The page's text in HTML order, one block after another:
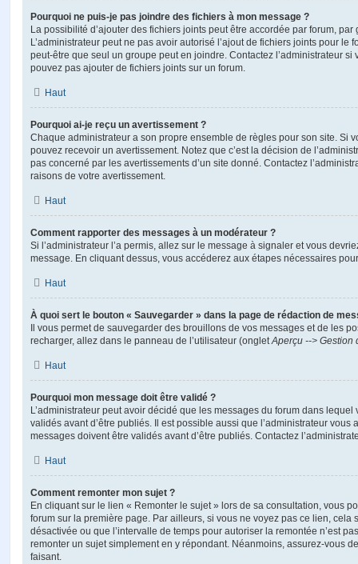
Pourquoi ne puis-je pas joindre des fichiers à mon message ?
La possibilité d’ajouter des fichiers joints peut être accordée par forum,
L’administrateur peut ne pas avoir autorisé l’ajout de fichiers joints pour le
peut-être que seul un groupe peut en joindre. Contactez l’administrateur
pouvez pas ajouter de fichiers joints sur un forum.
Haut
Pourquoi ai-je reçu un avertissement ?
Chaque administrateur a son propre ensemble de règles pour son site. Si
pouvez recevoir un avertissement. Notez que c’est la décision de
pas concerné par les avertissements d’un site donné. Contactez
raisons de votre avertissement.
Haut
Comment rapporter des messages à un modérateur ?
Si l’administrateur l’a permis, allez sur le message à signaler et vous
message. En cliquant dessus, vous accéderez aux étapes nécessaires
Haut
À quoi sert le bouton « Sauvegarder » dans la page de rédaction de
Il vous permet de sauvegarder des brouillons de vos messages et de les
recharger, allez dans le panneau de l’utilisateur (ongletAperçu --> Gestion
Haut
Pourquoi mon message doit être validé ?
L’administrateur peut avoir décidé que les messages du forum dans lequel
validés avant d’être publiés. Il est possible aussi que l’administrateur vous
messages doivent être validés avant d’être publiés. Contactez
Haut
Comment remonter mon sujet ?
En cliquant sur le lien « Remonter le sujet » lors de sa consultation, vous
forum sur la première page. Par ailleurs, si vous ne voyez pas ce lien, cela
désactivée ou que l’intervalle de temps pour autoriser la remontée n’est
remonter un sujet simplement en y répondant. Néanmoins, assurez-vous
faisant.